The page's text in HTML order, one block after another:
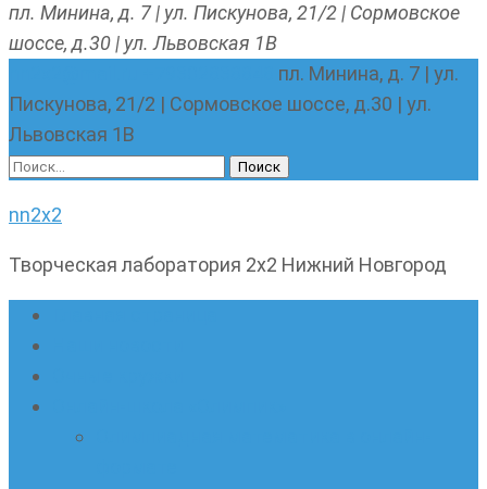
пл. Минина, д. 7 | ул. Пискунова, 21/2 | Сормовское
шоссе, д.30 | ул. Львовская 1В
пл. Минина, д. 7 | ул.
Пискунова, 21/2 | Сормовское шоссе, д.30 | ул.
Львовская 1В
Найти:
nn2x2
Творческая лаборатория 2х2 Нижний Новгород